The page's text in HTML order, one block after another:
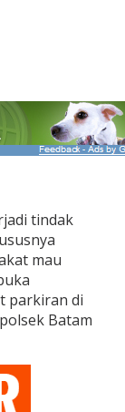
tindak
mau
parkiran di
Batam